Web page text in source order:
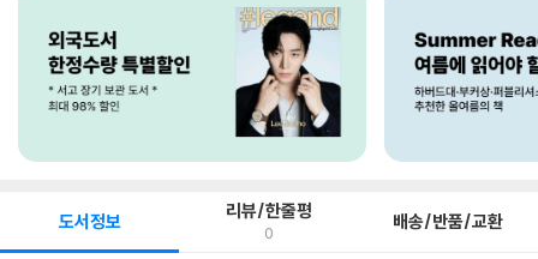
도서정보 리뷰/한줄평
0 배송/반품/교환